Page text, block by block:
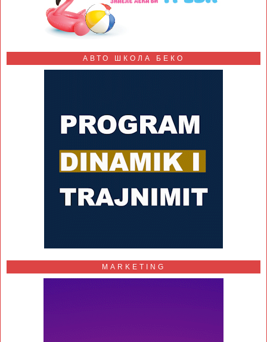
АВТО ШКОЛА БЕКО
MARKETING